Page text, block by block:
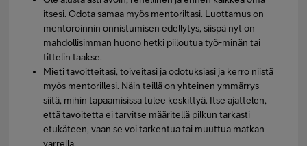
itsesi. Odota samaa myös mentoriltasi. Luottamus on
mentoroinnin onnistumisen edellytys, siispä nyt on
mahdollisimman huono hetki piiloutua työ-minän tai
tittelin taakse.
Mieti tavoitteitasi, toiveitasi ja odotuksiasi ja kerro niistä
myös mentorillesi. Näin teillä on yhteinen ymmärrys
siitä, mihin tapaamisissa tulee keskittyä. Itse ajattelen,
että tavoitetta ei tarvitse määritellä pilkun tarkasti
etukäteen, vaan se voi tarkentua tai muuttua matkan
varrella.